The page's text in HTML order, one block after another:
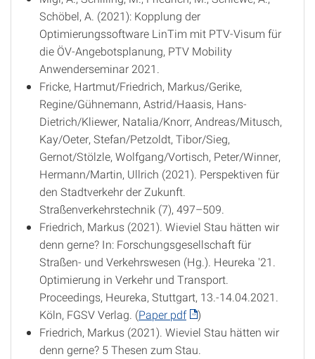
Schöbel, A. (2021): Kopplung der
Optimierungssoftware LinTim mit PTV-Visum für
die ÖV-Angebotsplanung, PTV Mobility
Anwenderseminar 2021.
Fricke, Hartmut/Friedrich, Markus/Gerike,
Regine/Gühnemann, Astrid/Haasis, Hans-
Dietrich/Kliewer, Natalia/Knorr, Andreas/Mitusch,
Kay/Oeter, Stefan/Petzoldt, Tibor/Sieg,
Gernot/Stölzle, Wolfgang/Vortisch, Peter/Winner,
Hermann/Martin, Ullrich (2021). Perspektiven für
den Stadtverkehr der Zukunft.
Straßenverkehrstechnik (7), 497–509.
Friedrich, Markus (2021). Wieviel Stau hätten wir
denn gerne? In: Forschungsgesellschaft für
Straßen- und Verkehrswesen (Hg.). Heureka '21.
Optimierung in Verkehr und Transport.
Proceedings, Heureka, Stuttgart, 13.-14.04.2021.
Köln, FGSV Verlag. (Paper pdf
)
Friedrich, Markus (2021). Wieviel Stau hätten wir
denn gerne? 5 Thesen zum Stau.